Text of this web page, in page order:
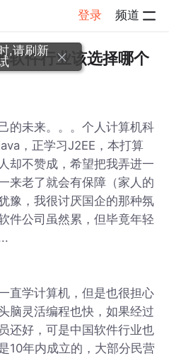
登录 频道
详情
软件行业该选择哪个
的未来。。。个人计算机科
，正学习J2EE，本打算
却不赞成，希望把我弄进一
来老了就会有保障（家人的
豫，我很讨厌国企的那种氛
件公司虽然累，但毕竟年轻
直学计算机，但是也很担心
脑灵活编程也快，如果经过
还好，可是中国软件行业也
10年内成立的，大部分民营
,请刷新